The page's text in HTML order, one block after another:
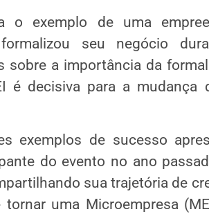
o exemplo de uma
formalizou seu negócio
sobre a importância da
é decisiva para a mudança
exemplos de sucesso
do evento no ano
sua trajetória de
tornar uma Microempresa